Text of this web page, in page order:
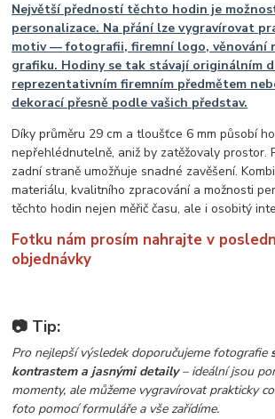
Největší předností těchto hodin je
personalizace. Na přání lze vygravírovat
motiv — fotografii, firemní logo, věnování
grafiku. Hodiny se tak stávají originálním
reprezentativním firemním předmětem
dekorací přesně podle vašich představ.
Díky průměru 29 cm a tloušťce 6 mm působí
nepřehlédnutelně, aniž by zatěžovaly prostor.
zadní straně umožňuje snadné zavěšení.
materiálu, kvalitního zpracování a možnosti
těchto hodin nejen měřič času, ale i osobitý
Fotku nám prosím nahrajte v
objednávky
📷 Tip:
Pro nejlepší výsledek doporučujeme fotografie
kontrastem a jasnými detaily– ideální jsou
momenty, ale můžeme vygravírovat prakticky
foto pomocí formuláře a vše zařídíme.